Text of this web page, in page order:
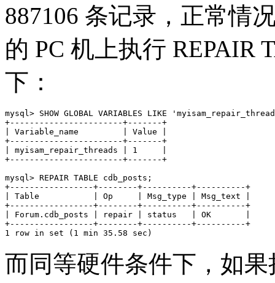
887106 条记录，正常情
的 PC 机上执行 REPAIR
下：
mysql> SHOW GLOBAL VARIABLES LIKE
+-----------------------+-------+
| Variable_name         | Value |
+-----------------------+-------+
| myisam_repair_threads | 1     |
+-----------------------+-------+
mysql> REPAIR TABLE cdb_posts;
+-----------------+--------+----------+----------+
| Table           | Op     | Msg_type | Msg_text |
+-----------------+--------+----------+----------+
| Forum.cdb_posts | repair | status   | OK       |
+-----------------+--------+----------+----------+
而同等硬件条件下，如果